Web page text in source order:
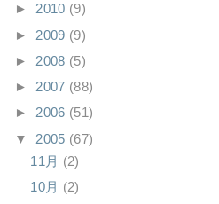
► 2010 (9)
► 2009 (9)
► 2008 (5)
► 2007 (88)
► 2006 (51)
▼ 2005 (67)
11月 (2)
10月 (2)